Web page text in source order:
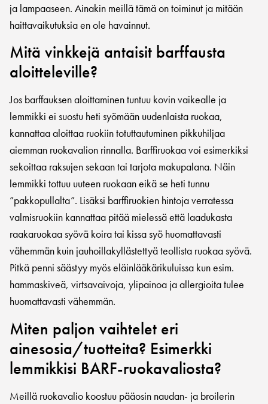
ja lampaaseen. Ainakin meillä tämä on toiminut ja mitään
haittavaikutuksia en ole havainnut.
Mitä vinkkejä antaisit barffausta
aloitteleville?
Jos barffauksen aloittaminen tuntuu kovin vaikealle ja
lemmikki ei suostu heti syömään uudenlaista ruokaa,
kannattaa aloittaa ruokiin totuttautuminen pikkuhiljaa
aiemman ruokavalion rinnalla. Barffiruokaa voi esimerkiksi
sekoittaa raksujen sekaan tai tarjota makupalana. Näin
lemmikki tottuu uuteen ruokaan eikä se heti tunnu
”pakkopullalta”. Lisäksi barffiruokien hintoja verratessa
valmisruokiin kannattaa pitää mielessä että laadukasta
raakaruokaa syövä koira tai kissa syö huomattavasti
vähemmän kuin jauhoillakyllästettyä teollista ruokaa syövä.
Pitkä penni säästyy myös eläinlääkärikuluissa kun esim.
hammaskiveä, virtsavaivoja, ylipainoa ja allergioita tulee
huomattavasti vähemmän.
Miten paljon vaihtelet eri
ainesosia/tuotteita? Esimerkki
lemmikkisi BARF-ruokavaliosta?
Meillä ruokavalio koostuu pääosin naudan- ja broilerin